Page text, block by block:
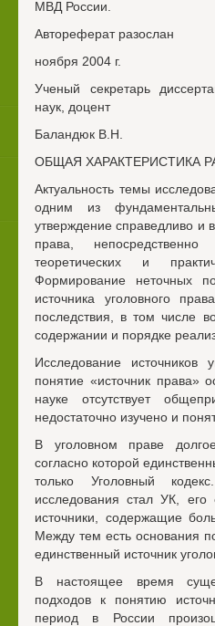
МВД России.
Автореферат разослан
ноября 2004 г.
Ученый секретарь
наук, доцент
Баландюк В.Н.
ОБЩАЯ ХАРАКТЕРИСТИКА
Актуальность темы
одним из
утверждение справедливо и
права,
теоретических и
Формирование неточных
источника уголовного
последствия, в том числе
содержании и порядке
Исследование источников
понятие «источник права»
науке отсутствует
недостаточно изучено и
В уголовном праве
согласно которой
только Уголовный
исследования стал УК,
источники, содержащие
Между тем есть основания
единственный источник
В настоящее время
подходов к понятию
период в России